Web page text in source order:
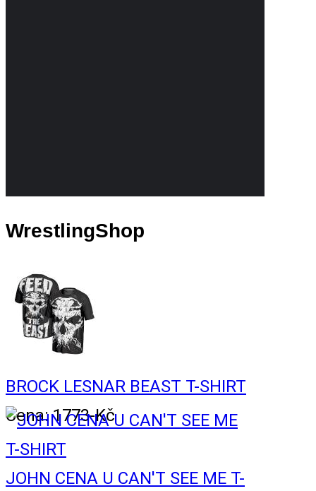
WrestlingShop
BROCK LESNAR BEAST T-SHIRT
Cena: 1773-Kč
JOHN CENA U CAN'T SEE ME T-